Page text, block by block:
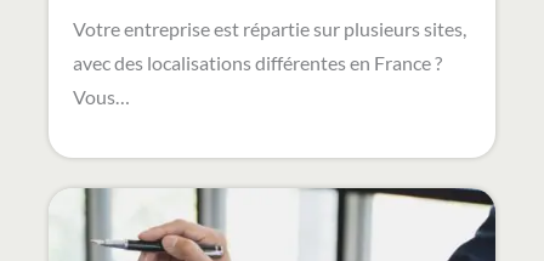
Votre entreprise est répartie sur plusieurs sites,
avec des localisations différentes en France ?
Vous…